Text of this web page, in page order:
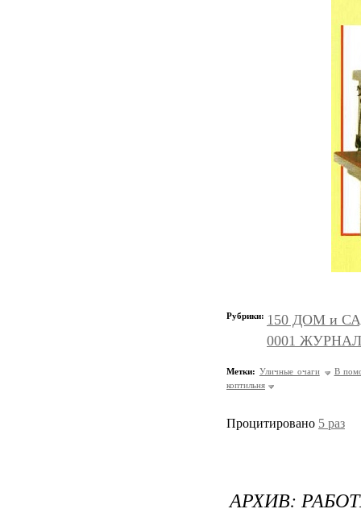
Рубрики: 150 ДОМ и
0001
Метки: Уличные очаги
В
коптильня
Процитировано 5 раз
АРХИВ: